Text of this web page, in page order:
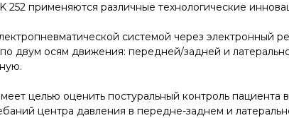
применяются различные технологические
системой через электронный
двум осям движения: передней/задней и
целью оценить постуральный контроль
центра давления в передне-заднем и